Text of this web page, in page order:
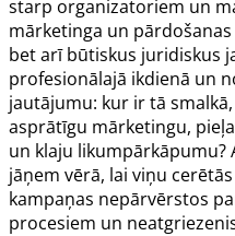
starp organizatoriem un
mārketinga un
bet arī būtiskus juridiskus
profesionālajā ikdienā un
jautājumu: kur ir tā
asprātīgu mārketingu,
un klaju likumpārkāpumu?
jāņem vērā, lai viņu
kampaņas nepārvērstos
procesiem un